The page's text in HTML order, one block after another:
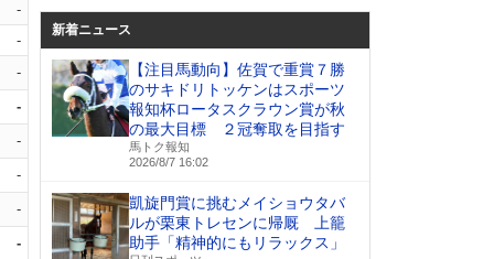
-
-
-
-
-
-
-
-
新着ニュース
【注目馬動向】佐賀で重賞７勝
のサキドリトッケンはスポーツ
報知杯ロータスクラウン賞が秋
の最大目標 ２冠奪取を目指す
馬トク報知
2026/8/7 16:02
凱旋門賞に挑むメイショウタバ
ルが栗東トレセンに帰厩 上籠
助手「精神的にもリラックス」